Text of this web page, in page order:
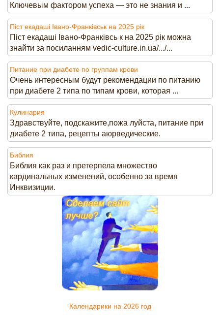
Ключевым фактором успеха — это не знания и ...
Піст екадаші Івано-Франківськ на 2025 рік
Піст екадаші Івано-Франківсь к на 2025 рік можна
знайти за посиланням vedic-culture.in.ua/.../...
Питание при диабете по группам крови
Очень интересным будут рекомендации по питанию
при диабете 2 типа по типам крови, которая ...
Кулинария
Здравствуйте, подскажите,пожа луйста, питание при
диабете 2 типа, рецепты аюрведические.
Библия
Библия как раз и претерпела множество
кардинальных изменений, особенно за время
Инквизиции.
Календарики на 2026 год